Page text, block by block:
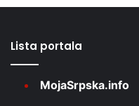
Lista portala
MojaSrpska.info